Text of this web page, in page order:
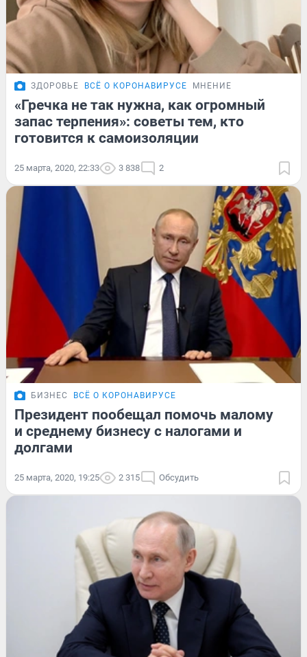
ЗДОРОВЬЕ ВСЁ О КОРОНАВИРУСЕ МНЕНИЕ
«Гречка не так нужна, как огромный
запас терпения»: советы тем, кто
готовится к самоизоляции
25 марта, 2020, 22:33 3 838 2
БИЗНЕС ВСЁ О КОРОНАВИРУСЕ
Президент пообещал помочь малому
и среднему бизнесу с налогами и
долгами
25 марта, 2020, 19:25 2 315 Обсудить